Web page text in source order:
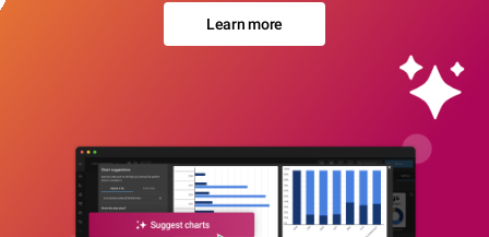
Learn more